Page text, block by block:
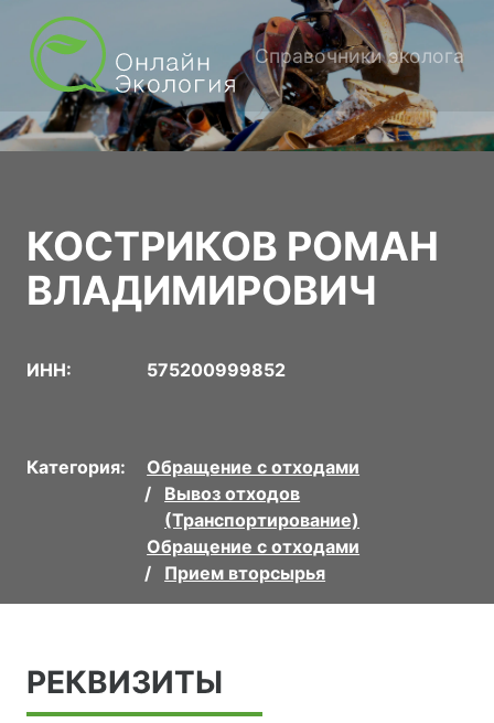
Справочники эколога
КОСТРИКОВ РОМАН
ВЛАДИМИРОВИЧ
ИНН: 575200999852
Категория:
Обращение с отходами
Вывоз отходов
(Транспортирование)
Обращение с отходами
Прием вторсырья
РЕКВИЗИТЫ